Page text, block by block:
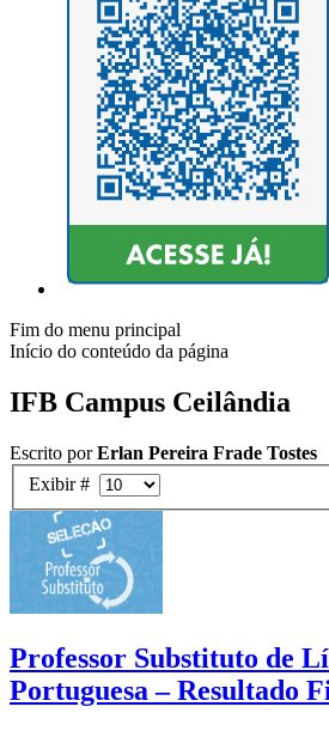
Fim do menu principal
Início do conteúdo da página
IFB Campus Ceilândia
Escrito porErlan Pereira Frade Tostes
Exibir #
Professor Substituto de
Portuguesa – Resultado